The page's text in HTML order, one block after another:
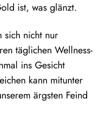
ist, was glänzt.
sich nicht nur
täglichen Wellness-
ins Gesicht
kann mitunter
ärgsten Feind